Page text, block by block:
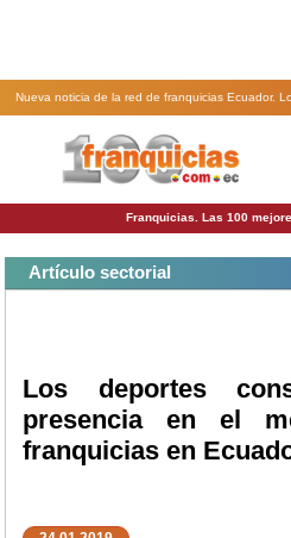
Nueva noticia de la red de franquicias Ecuador.
mercado de
Franquicias. Las 100
Artículo sectorial
Los deportes
presencia en el
franquicias en